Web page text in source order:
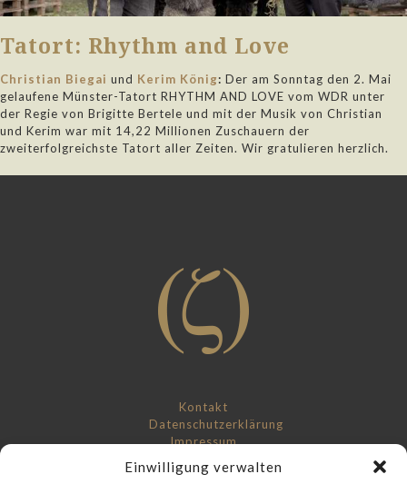
Einwilligung verwalten
Tatort: Rhythm and Love
Christian Biegai und Kerim König: Der am Sonntag den 2. Mai
gelaufene Münster-Tatort RHYTHM AND LOVE vom WDR unter
der Regie von Brigitte Bertele und mit der Musik von Christian
und Kerim war mit 14,22 Millionen Zuschauern der
zweiterfolgreichste Tatort aller Zeiten. Wir gratulieren herzlich.
Kontakt
Datenschutzerklärung
Impressum